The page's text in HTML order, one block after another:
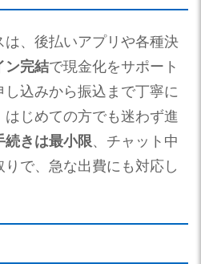
は、後払いアプリや各種決
ン完結で現金化をサポート
込みから振込まで丁寧に
じめての方でも迷わず進
続きは最小限、チャット中
で、急な出費にも対応し